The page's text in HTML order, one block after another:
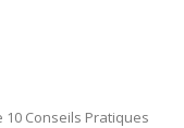
Conseils Pratiques